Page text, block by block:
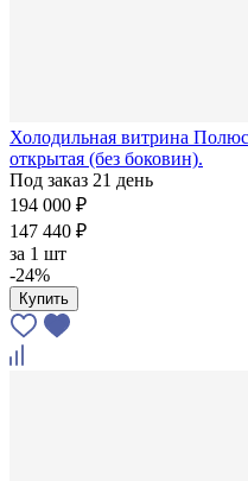
Холодильная витрина
открытая (без боковин).
Под заказ 21 день
194 000 ₽
147 440 ₽
за 1 шт
-24%
Купить